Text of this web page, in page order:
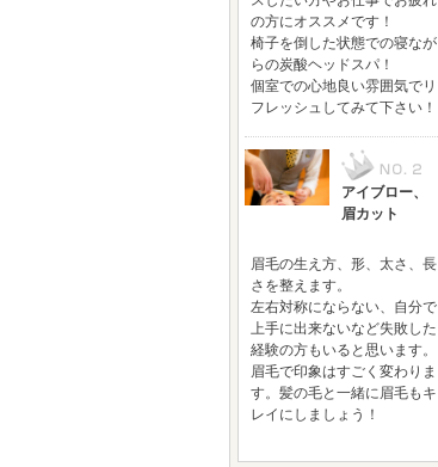
の方にオススメです！
椅子を倒した状態での寝なが
らの炭酸ヘッドスパ！
個室での心地良い雰囲気でリ
フレッシュしてみて下さい！
アイブロー、
眉カット
眉毛の生え方、形、太さ、長
さを整えます。
左右対称にならない、自分で
上手に出来ないなど失敗した
経験の方もいると思います。
眉毛で印象はすごく変わりま
す。髪の毛と一緒に眉毛もキ
レイにしましょう！